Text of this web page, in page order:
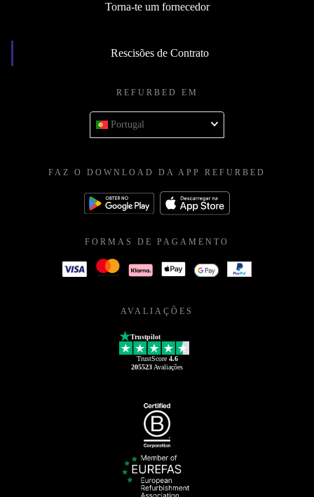
Torna-te um fornecedor
Rescisões de Contrato
REFURBED EM
Portugal
FAZ O DOWNLOAD DA APP REFURBED
FORMAS DE PAGAMENTO
AVALIAÇÕES
Trustpilot
TrustScore 4.6
205523 Avaliações